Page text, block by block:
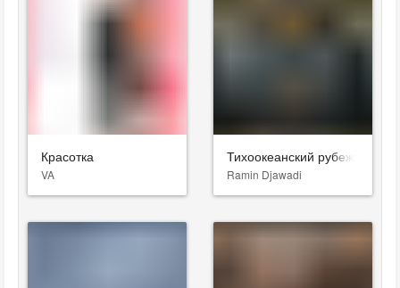
Красотка
VA
Тихоокеанский рубеж
Ramin Djawadi